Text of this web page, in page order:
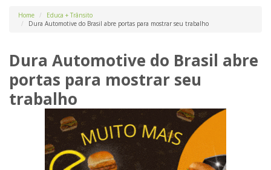
Home
Educa + Trânsito
Dura Automotive do Brasil abre portas para mostrar seu trabalho
Dura Automotive do Brasil abre
portas para mostrar seu
trabalho